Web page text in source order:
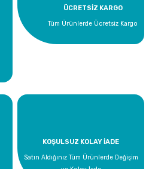
Yorum Yaz
ÜCRETSİZ KARGO
Tüm Ürünlerde Ücretsiz Kargo
KOŞULSUZ KOLAY İADE
Satın Aldığınız Tüm Ürünlerde Değişim